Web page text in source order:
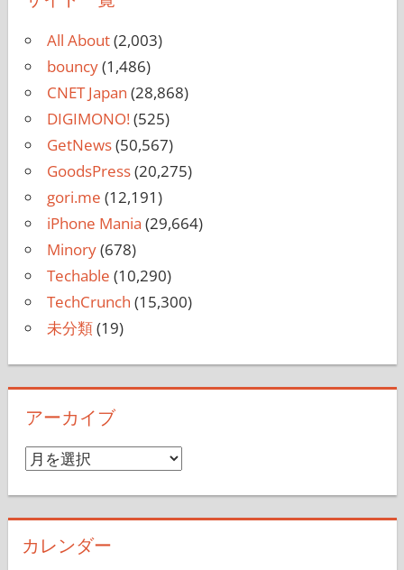
All About(2,003)
bouncy(1,486)
CNET Japan (28,868)
DIGIMONO!(525)
GetNews(50,567)
GoodsPress(20,275)
gori.me (12,191)
iPhone Mania (29,664)
Minory(678)
Techable (10,290)
TechCrunch (15,300)
未分類(19)
アーカイブ
ア
イ
カレンダー